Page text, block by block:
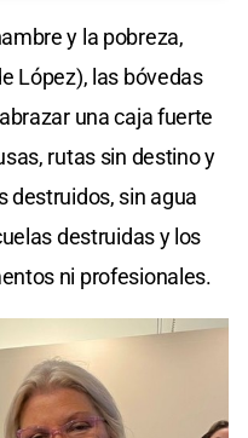
y la pobreza,
López), las bóvedas
una caja fuerte
rutas sin destino y
destruidos, sin agua
destruidas y los
ni profesionales.